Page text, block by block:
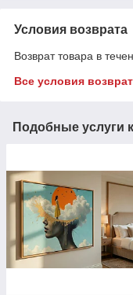
Условия возврата
Возврат товара в
Все условия
Подобные услуги